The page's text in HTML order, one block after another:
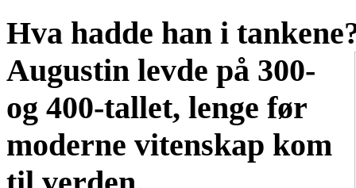
Hva hadde han i
Augustin levde på 300-
og 400-tallet, lenge før
moderne vitenskap kom